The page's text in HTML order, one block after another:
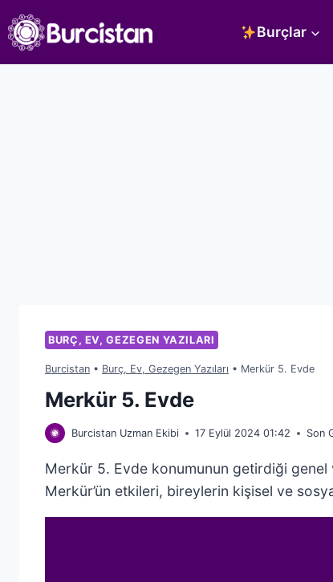
to
content
Burçlar
BURÇ, EV, GEZEGEN YAZILARI
Burcistan • Burç, Ev, Gezegen Yazıları • Merkür 5. Evde
Merkür 5. Evde
Burcistan Uzman Ekibi 17 Eylül 2024 01:42 Son
Merkür 5. Evde konumunun getirdiği genel
Merkür’ün etkileri, bireylerin kişisel ve